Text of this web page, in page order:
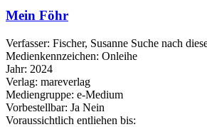
Mein Föhr
Verfasser: Fischer, Susanne Suche nach
Medienkennzeichen: Onleihe
Jahr: 2024
Verlag: mareverlag
Mediengruppe: e-Medium
Vorbestellbar: Ja Nein
Voraussichtlich entliehen bis: